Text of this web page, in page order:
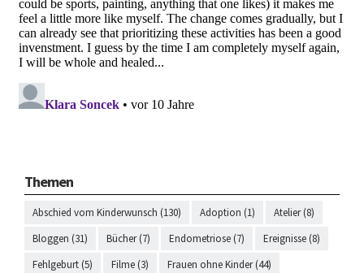
Themen
Abschied vom Kinderwunsch (130) Adoption (1)
Atelier (8)
Bloggen (31)
Bücher (7) Endometriose (7)
Ereignisse (8)
Fehlgeburt (5)
Filme (3)
Frauen ohne Kinder (44)